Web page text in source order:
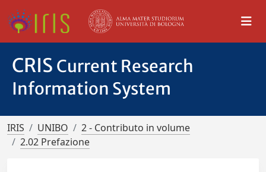
CRIS Current Research
Information System
IRIS UNIBO
2 - Contributo in volume
2.02 Prefazione